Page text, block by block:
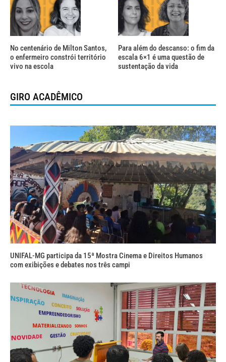
No centenário de Milton Santos,
o enfermeiro constrói território
vivo na escola
Para além do descanso: o fim da
escala 6×1 é uma questão de
sustentação da vida
GIRO ACADÊMICO
UNIFAL-MG participa da 15ª Mostra Cinema e Direitos Humanos
com exibições e debates nos três campi